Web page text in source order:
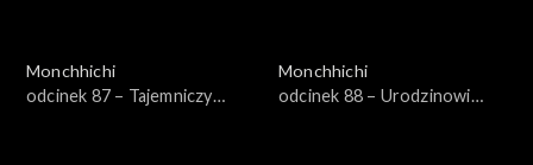
Monchhichi
odcinek 87 – Tajemniczy
Monchhichi
odcinek 88 – Urodzinowi